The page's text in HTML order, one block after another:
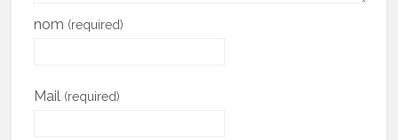
nom (required)
Mail (required)